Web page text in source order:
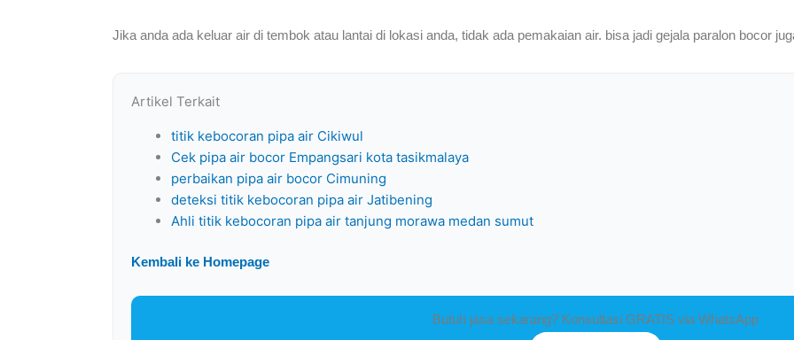
Jika anda ada keluar air di tembok atau lantai di lokasi anda, tidak ada pemakaian air. bisa jadi gejala paralon bocor
Artikel Terkait
titik kebocoran pipa air Cikiwul
Cek pipa air bocor Empangsari kota tasikmalaya
perbaikan pipa air bocor Cimuning
deteksi titik kebocoran pipa air Jatibening
Ahli titik kebocoran pipa air tanjung morawa medan sumut
Kembali ke Homepage
Butuh jasa sekarang? Konsultasi GRATIS via WhatsApp